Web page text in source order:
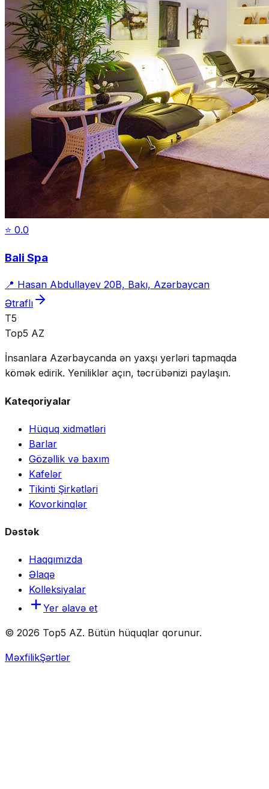
⭐ 0.0
Bali Spa
📍 Hasan Abdullayev 20B, Bakı, Azərbaycan
Ətraflı
T5
Top5 AZ
İnsanlara Azərbaycanda ən yaxşı yerləri tapmaqda
kömək edirik. Yeniliklər açın, təcrübənizi paylaşın.
Kateqoriyalar
Hüquq xidmətləri
Barlar
Gözəllik və baxım
Kafelər
Tikinti Şirkətləri
Kovorkinqlər
Dəstək
Haqqımızda
Əlaqə
Kolleksiyalar
Yer əlavə et
© 2026 Top5 AZ. Bütün hüquqlar qorunur.
MəxfilikŞərtlər